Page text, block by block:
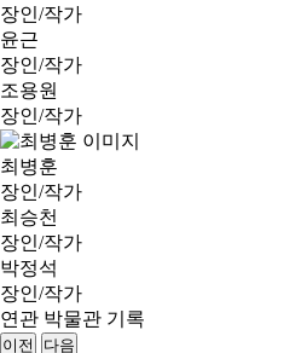
장인/작가
윤근
장인/작가
조용원
장인/작가
최병훈
장인/작가
최승천
장인/작가
박정석
장인/작가
연관 박물관 기록
이전 다음